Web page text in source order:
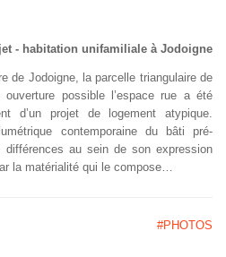
- habitation unifamiliale à Jodoigne
de Jodoigne, la parcelle triangulaire de
possible l’espace rue a été
d’un projet de logement atypique.
contemporaine du bâti pré-
au sein de son expression
la matérialité qui le compose…
#PHOTOS